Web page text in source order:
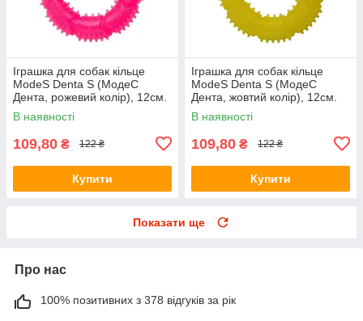
Іграшка для собак кільце
ModeS Denta S (МодеС
Дента, рожевий колір), 12см.
В наявності
109,80 ₴ 122 ₴
Купити
Іграшка для собак кільце
ModeS Denta S (МодеС
Дента, жовтий колір), 12см.
В наявності
109,80 ₴ 122 ₴
Купити
Показати ще
Про нас
100% позитивних з 378 відгуків за рік